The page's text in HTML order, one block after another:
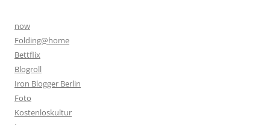
now
Folding@home
Bettflix
Blogroll
Iron Blogger Berlin
Foto
Kostenloskultur